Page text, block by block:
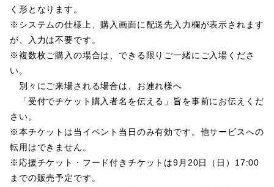
く形となります。
※システムの仕様上、購入画面に配送先入力欄が表示されます
が、入力は不要です。
※複数枚ご購入の場合は、できる限りご一緒にご入場くださ
い。
別々にご来場される場合は、お連れ様へ
「受付でチケット購入者名を伝える」旨を事前にお伝えくだ
さい。
※本チケットは当イベント当日のみ有効です。他サービスへの
転用はできません。
※応援チケット・フード付きチケットは9月20日（日）17:00
までの販売予定です。